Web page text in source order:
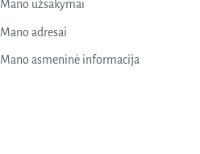
Mano užsakymai
Mano adresai
Mano asmeninė informacija